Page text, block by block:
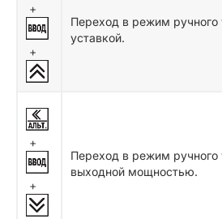
+
+
Переход в режим ручного
уставкой.
+
+
Переход в режим ручного
выходной мощностью.